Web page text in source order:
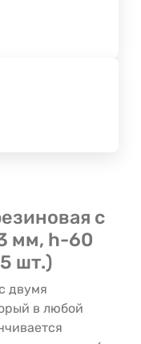
с
мм, h-60
шт.)
двумя
в любой